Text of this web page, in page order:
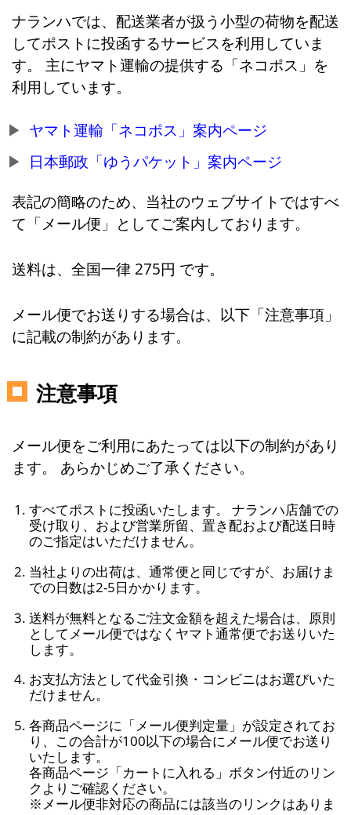
ナランハでは、配送業者が扱う小型の荷物を配送
してポストに投函するサービスを利用していま
す。 主にヤマト運輸の提供する「ネコポス」を
利用しています。
ヤマト運輸「ネコポス」案内ページ
日本郵政「ゆうパケット」案内ページ
表記の簡略のため、当社のウェブサイトではすべ
て「メール便」としてご案内しております。
送料は、全国一律 275円 です。
メール便でお送りする場合は、以下「注意事項」
に記載の制約があります。
注意事項
メール便をご利用にあたっては以下の制約があり
ます。 あらかじめご了承ください。
すべてポストに投函いたします。 ナランハ店舗での
受け取り、および営業所留、置き配および配送日時
のご指定はいただけません。
当社よりの出荷は、通常便と同じですが、お届けま
での日数は2-5日かかります。
送料が無料となるご注文金額を超えた場合は、原則
としてメール便ではなくヤマト通常便でお送りいた
します。
お支払方法として代金引換・コンビニはお選びいた
だけません。
各商品ページに「メール便判定量」が設定されてお
り、この合計が100以下の場合にメール便でお送り
いたします。
各商品ページ「カートに入れる」ボタン付近のリン
クよりご確認ください。
※メール便非対応の商品には該当のリンクはありま